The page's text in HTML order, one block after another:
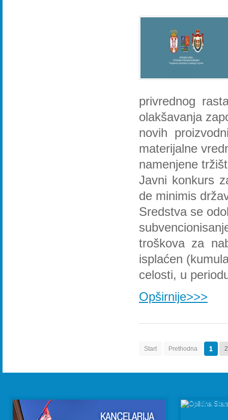
privrednog
olakšavanja
novih
materijalne
namenjene
Javni konkurs
de minimis
Sredstva se
troškova za
isplaćen
celosti, u
Opširnije>>>
Start Prethodna 1 2